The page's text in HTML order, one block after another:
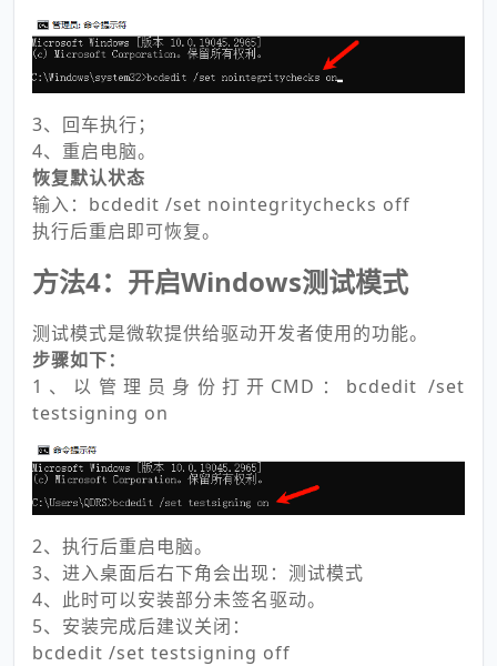
3、回车执行；
4、重启电脑。
恢复默认状态
输入：bcdedit /set nointegritychecks off
执行后重启即可恢复。
方法4：开启Windows测试模式
测试模式是微软提供给驱动开发者使用的功能。
步骤如下：
1、以管理员身份打开CMD：bcdedit /set
testsigning on
2、执行后重启电脑。
3、进入桌面后右下角会出现：测试模式
4、此时可以安装部分未签名驱动。
5、安装完成后建议关闭：
bcdedit /set testsigning off